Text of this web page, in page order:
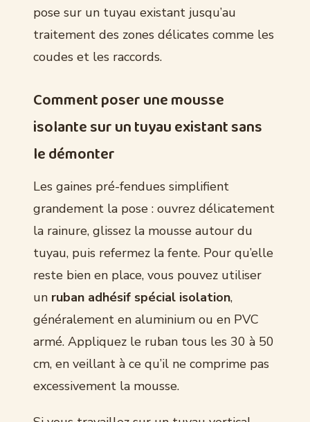
pose sur un tuyau existant jusqu’au
traitement des zones délicates comme les
coudes et les raccords.
Comment poser une mousse
isolante sur un tuyau existant sans
le démonter
Les gaines pré-fendues simplifient
grandement la pose : ouvrez délicatement
la rainure, glissez la mousse autour du
tuyau, puis refermez la fente. Pour qu’elle
reste bien en place, vous pouvez utiliser
un ruban adhésif spécial isolation,
généralement en aluminium ou en PVC
armé. Appliquez le ruban tous les 30 à 50
cm, en veillant à ce qu’il ne comprime pas
excessivement la mousse.